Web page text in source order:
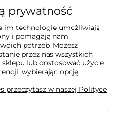
prywatność
im technologie umożliwiają
i pomagają nam
potrzeb. Możesz
przez nas wszystkich
lub dostosować użycie
wybierając opcję
przeczytasz w naszej Polityce